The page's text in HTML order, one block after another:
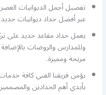
تفصيل أجمل الديوانيات
عبر أفضل حداد ديوانيات حديد
يعمل حداد مقاعد حديد على
وللمدارس والروضات
مريحة ومميزة.
يؤمن فريقنا الفني كافة
بأيدي أهم الحدادين